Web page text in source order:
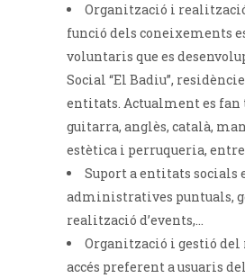
Organització i
funció dels coneixements
voluntaris que es
Social “El Badiu”,
entitats. Actualment es fan
guitarra, anglès, català,
estètica i perruqueria, entre
Suport a entitats socials
administratives puntuals,
realització d’events,…
Organització i gestió del
accés preferent a usuaris